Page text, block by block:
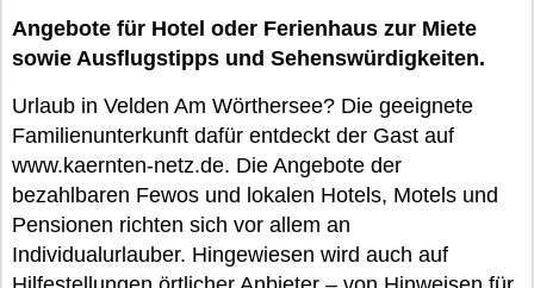
Angebote für Hotel oder Ferienhaus zur Miete
sowie Ausflugstipps und Sehenswürdigkeiten.
Urlaub in Velden Am Wörthersee? Die geeignete
Familienunterkunft dafür entdeckt der Gast auf
www.kaernten-netz.de. Die Angebote der
bezahlbaren Fewos und lokalen Hotels, Motels und
Pensionen richten sich vor allem an
Individualurlauber. Hingewiesen wird auch auf